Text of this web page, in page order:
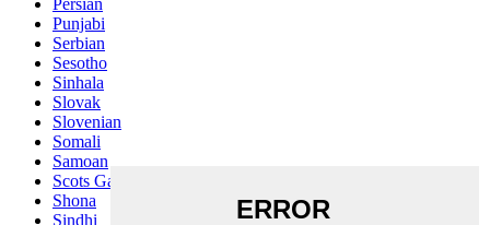
Persian
Punjabi
Serbian
Sesotho
Sinhala
Slovak
Slovenian
Somali
Samoan
Scots Gaelic
Shona
Sindhi